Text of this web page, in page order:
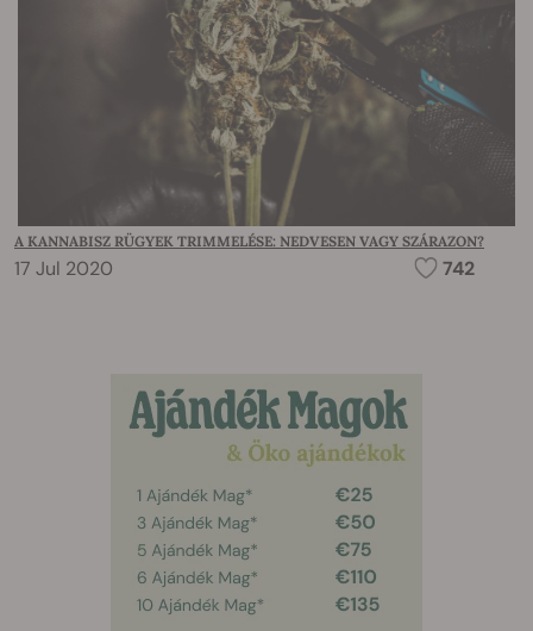
A KANNABISZ RÜGYEK TRIMMELÉSE: NEDVESEN VAGY SZÁRAZON?
17 Jul 2020 742